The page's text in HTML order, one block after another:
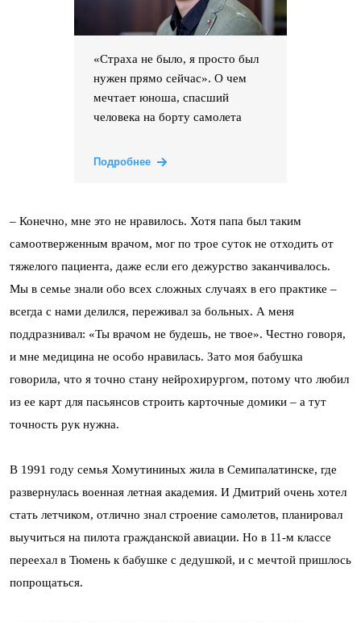
«Страха не было, я просто был
нужен прямо сейчас». О чем
мечтает юноша, спасший
человека на борту самолета
Подробнее
– Конечно, мне это не нравилось. Хотя папа был таким
самоотверженным врачом, мог по трое суток не отходить от
тяжелого пациента, даже если его дежурство заканчивалось.
Мы в семье знали обо всех сложных случаях в его практике –
всегда с нами делился, переживал за больных. А меня
поддразнивал: «Ты врачом не будешь, не твое». Честно говоря,
и мне медицина не особо нравилась. Зато моя бабушка
говорила, что я точно стану нейрохирургом, потому что любил
из ее карт для пасьянсов строить карточные домики – а тут
точность рук нужна.
В 1991 году семья Хомутининых жила в Семипалатинске, где
развернулась военная летная академия. И Дмитрий очень хотел
стать летчиком, отлично знал строение самолетов, планировал
выучиться на пилота гражданской авиации. Но в 11-м классе
переехал в Тюмень к бабушке с дедушкой, и с мечтой пришлось
попрощаться.